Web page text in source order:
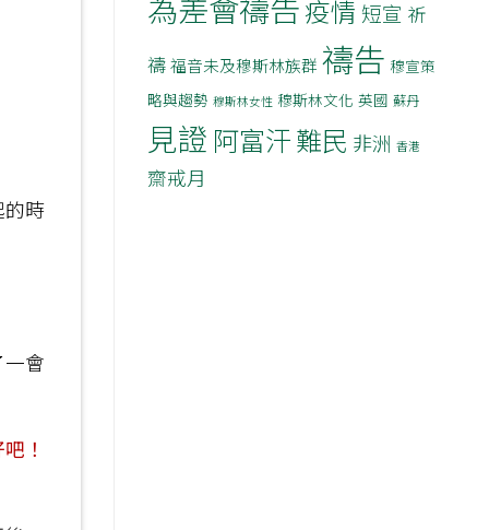
的時
會
吧！
疫情 短宣 祈
禱 福音未及穆斯林族群 禱告 穆宣策
略與趨勢 穆斯林女性 穆斯林文化 英國 蘇丹
見證 阿富汗難民 非洲 香港
齋戒月